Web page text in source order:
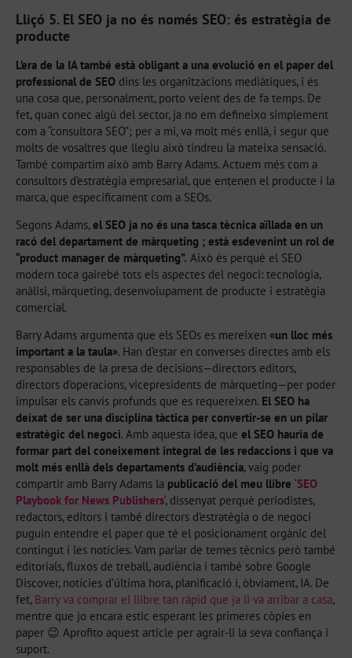
Lliçó 5. El SEO ja no és només SEO: és estratègia de
producte
L’era de la IA també està obligant a una evolució en el paper del
professional de SEO dins les organitzacions mediàtiques, i és
una cosa que, personalment, porto veient des de fa temps. De
fet, quan conec algú del sector, ja no em defineixo simplement
com a “consultora SEO”; per a mi, va molt més enllà, i segur que
molts de vosaltres que llegiu això tindreu la mateixa sensació.
També compartim això amb Barry Adams. Actuem més com a
consultors d’estratègia empresarial, que entenen el producte i la
marca, que específicament com a SEOs.
Segons Adams,el SEO ja no és una tasca tècnica aïllada en un
racó del departament de màrqueting ; està esdevenint un rol de
“product manager de màrqueting”. Això és perquè el SEO
modern toca gairebé tots els aspectes del negoci: tecnologia,
anàlisi, màrqueting, desenvolupament de producte i estratègia
comercial.
Barry Adams argumenta que els SEOs es mereixen «un lloc més
important a la taula». Han d’estar en converses directes amb els
responsables de la presa de decisions—directors editors,
directors d’operacions, vicepresidents de màrqueting—per poder
impulsar els canvis profunds que es requereixen. El SEO ha
deixat de ser una disciplina tàctica per convertir-se en un pilar
estratègic del negoci. Amb aquesta idea, que el SEO hauria de
formar part del coneixement integral de les redaccions i que va
molt més enllà dels departaments d’audiència, vaig poder
compartir amb Barry Adams la publicació del meu llibre ‘SEO
Playbook for News Publishers‘, dissenyat perquè periodistes,
redactors, editors i també directors d’estratègia o de negoci
puguin entendre el paper que té el posicionament orgànic del
contingut i les notícies. Vam parlar de temes tècnics però també
editorials, fluxos de treball, audiència i també sobre Google
Discover, notícies d’última hora, planificació i, òbviament, IA. De
fet, Barry va comprar el llibre tan ràpid que ja li va arribar a casa,
mentre que jo encara estic esperant les primeres còpies en
paper 😉 Aprofito aquest article per agrair-li la seva confiança i
suport.